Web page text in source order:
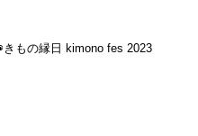
きもの縁日 kimono fes 2023